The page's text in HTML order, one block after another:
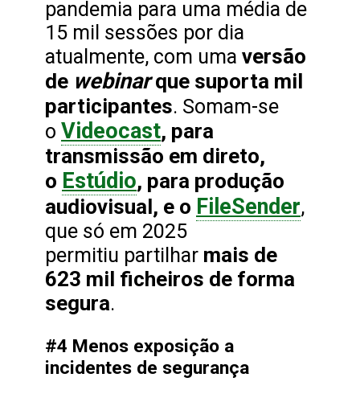
pandemia para uma média de
15 mil sessões por dia
atualmente, com uma versão
de webinarque suporta mil
participantes. Somam-se
o Videocast, para
transmissão em direto,
o Estúdio, para produção
audiovisual, e o FileSender,
que só em 2025
permitiu partilhar mais de
623 mil ficheiros de forma
segura.
#4 Menos exposição a
incidentes de segurança